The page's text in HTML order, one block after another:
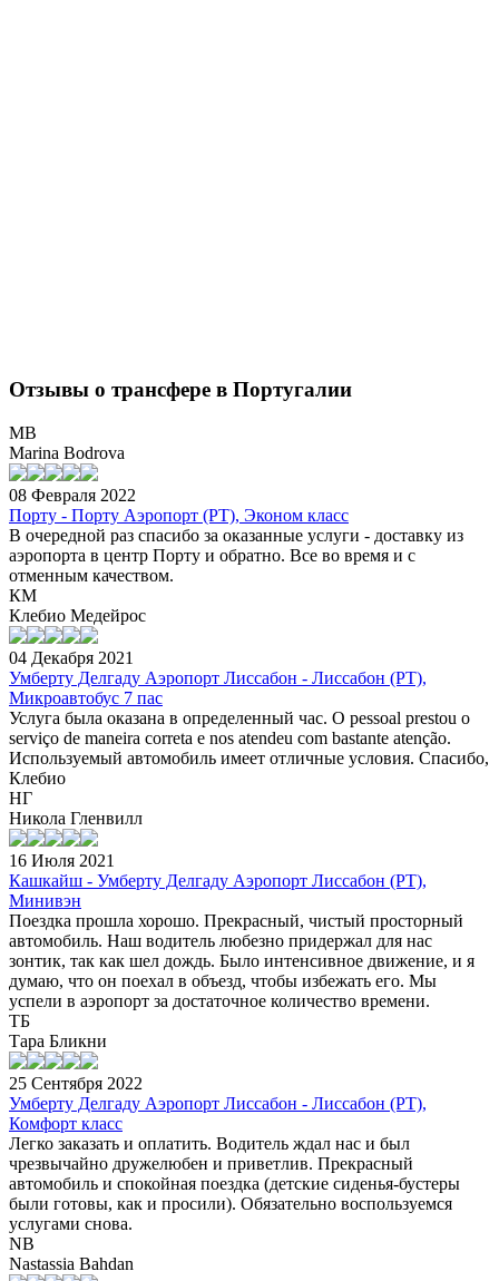
Отзывы о трансфере в Португалии
MB
Marina Bodrova
08 Февраля 2022
Порту - Порту Аэропорт (PT), Эконом класс
В очередной раз спасибо за оказанные услуги - доставку из
аэропорта в центр Порту и обратно. Все во время и с
отменным качеством.
КМ
Клебио Медейрос
04 Декабря 2021
Умберту Делгаду Аэропорт Лиссабон - Лиссабон (PT),
Микроавтобус 7 пас
Услуга была оказана в определенный час. O pessoal prestou o
serviço de maneira correta e nos atendeu com bastante atenção.
Используемый автомобиль имеет отличные условия. Спасибо,
Клебио
НГ
Никола Гленвилл
16 Июля 2021
Кашкайш - Умберту Делгаду Аэропорт Лиссабон (PT),
Минивэн
Поездка прошла хорошо. Прекрасный, чистый просторный
автомобиль. Наш водитель любезно придержал для нас
зонтик, так как шел дождь. Было интенсивное движение, и я
думаю, что он поехал в объезд, чтобы избежать его. Мы
успели в аэропорт за достаточное количество времени.
ТБ
Тара Бликни
25 Сентября 2022
Умберту Делгаду Аэропорт Лиссабон - Лиссабон (PT),
Комфорт класс
Легко заказать и оплатить. Водитель ждал нас и был
чрезвычайно дружелюбен и приветлив. Прекрасный
автомобиль и спокойная поездка (детские сиденья-бустеры
были готовы, как и просили). Обязательно воспользуемся
услугами снова.
NB
Nastassia Bahdan